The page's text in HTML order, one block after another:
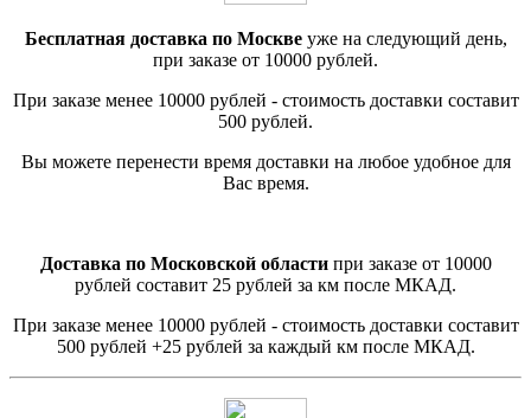
Бесплатная доставка по Москвеуже на следующий день,
при заказе от 10000 рублей.
При заказе менее 10000 рублей - стоимость доставки составит
500 рублей.
Вы можете перенести время доставки на любое удобное для
Вас время.
Доставка по Московской области при заказе от 10000
рублей составит 25 рублей за км после МКАД.
При заказе менее 10000 рублей - стоимость доставки составит
500 рублей +25 рублей за каждый км после МКАД.